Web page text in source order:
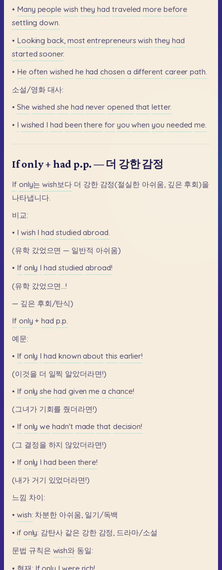
• Many people wish they had traveled more before
settling down.
• Looking back, most entrepreneurs wish they had
started sooner.
• He often wished he had chosen a different career path.
소설/영화 대사:
• She wished she had never opened that letter.
• I wished I had been there for you when you needed me.
If only + had p.p. — 더 강한 감정
If only는 wish보다 더 강한 감정(절실한 아쉬움, 깊은 후회)을
나타냅니다.
비교:
• I wish I had studied abroad.
(유학 갔었으면 — 일반적 아쉬움)
• If only I had studied abroad!
(유학 갔었으면...!
— 깊은 후회/탄식)
If only + had p.p.
예문:
• If only I had known about this earlier!
(이것을 더 일찍 알았더라면!)
• If only she had given me a chance!
(그녀가 기회를 줬더라면!)
• If only we hadn't made that decision!
(그 결정을 하지 않았더라면!)
• If only I had been there!
(내가 거기 있었더라면!)
느낌 차이:
• wish: 차분한 아쉬움, 일기/독백
• if only: 감탄사 같은 강한 감정, 드라마/소설
문법 규칙은 wish와 동일: